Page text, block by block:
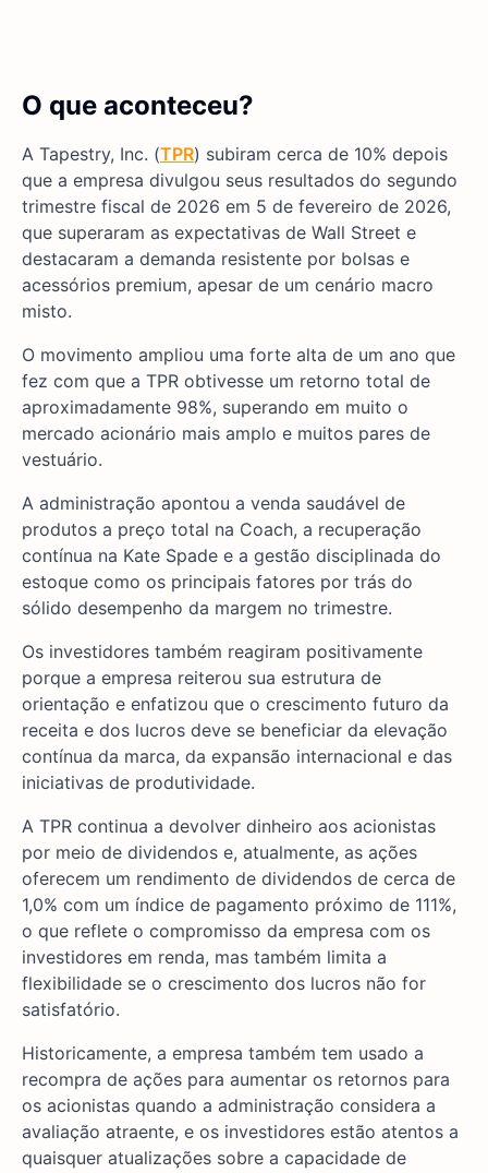
O que aconteceu?
A Tapestry, Inc. (TPR) subiram cerca de 10% depois
que a empresa divulgou seus resultados do segundo
trimestre fiscal de 2026 em 5 de fevereiro de 2026,
que superaram as expectativas de Wall Street e
destacaram a demanda resistente por bolsas e
acessórios premium, apesar de um cenário macro
misto.
O movimento ampliou uma forte alta de um ano que
fez com que a TPR obtivesse um retorno total de
aproximadamente 98%, superando em muito o
mercado acionário mais amplo e muitos pares de
vestuário.
A administração apontou a venda saudável de
produtos a preço total na Coach, a recuperação
contínua na Kate Spade e a gestão disciplinada do
estoque como os principais fatores por trás do
sólido desempenho da margem no trimestre.
Os investidores também reagiram positivamente
porque a empresa reiterou sua estrutura de
orientação e enfatizou que o crescimento futuro da
receita e dos lucros deve se beneficiar da elevação
contínua da marca, da expansão internacional e das
iniciativas de produtividade.
A TPR continua a devolver dinheiro aos acionistas
por meio de dividendos e, atualmente, as ações
oferecem um rendimento de dividendos de cerca de
1,0% com um índice de pagamento próximo de 111%,
o que reflete o compromisso da empresa com os
investidores em renda, mas também limita a
flexibilidade se o crescimento dos lucros não for
satisfatório.
Historicamente, a empresa também tem usado a
recompra de ações para aumentar os retornos para
os acionistas quando a administração considera a
avaliação atraente, e os investidores estão atentos a
quaisquer atualizações sobre a capacidade de